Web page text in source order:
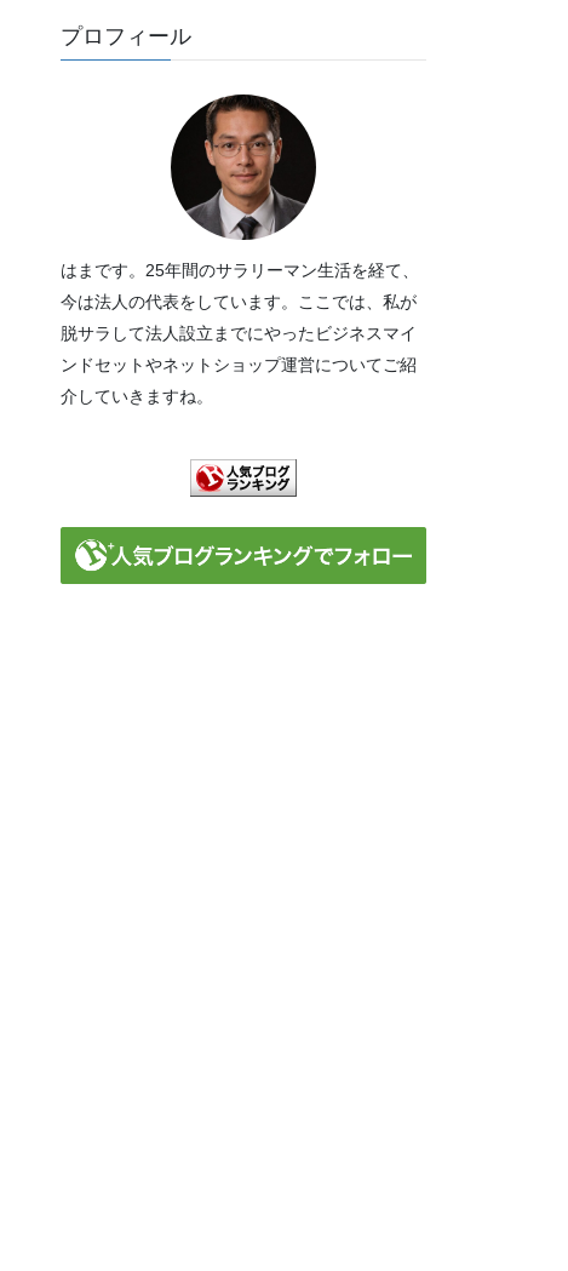
プロフィール
はまです。25年間のサラリーマン生活を経て、
今は法人の代表をしています。ここでは、私が
脱サラして法人設立までにやったビジネスマイ
ンドセットやネットショップ運営についてご紹
介していきますね。